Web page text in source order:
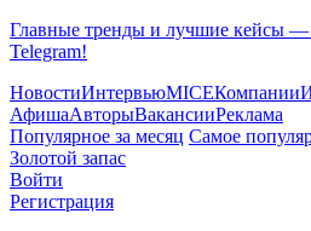
Главные тренды и лучшие кейсы —
Telegram!
НовостиИнтервьюMICEКомпании
АфишаАвторыВакансииРеклама
Популярное за месяц Самое
Золотой запас
Войти
Регистрация